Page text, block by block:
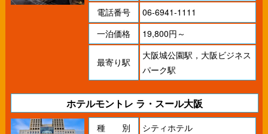
電話番号
06-6941-1111
一泊価格
19,800円～
最寄り駅
大阪城公園駅，大阪ビジネス
パーク駅
ホテルモントレ ラ・スール大阪
種 別 シティホテル